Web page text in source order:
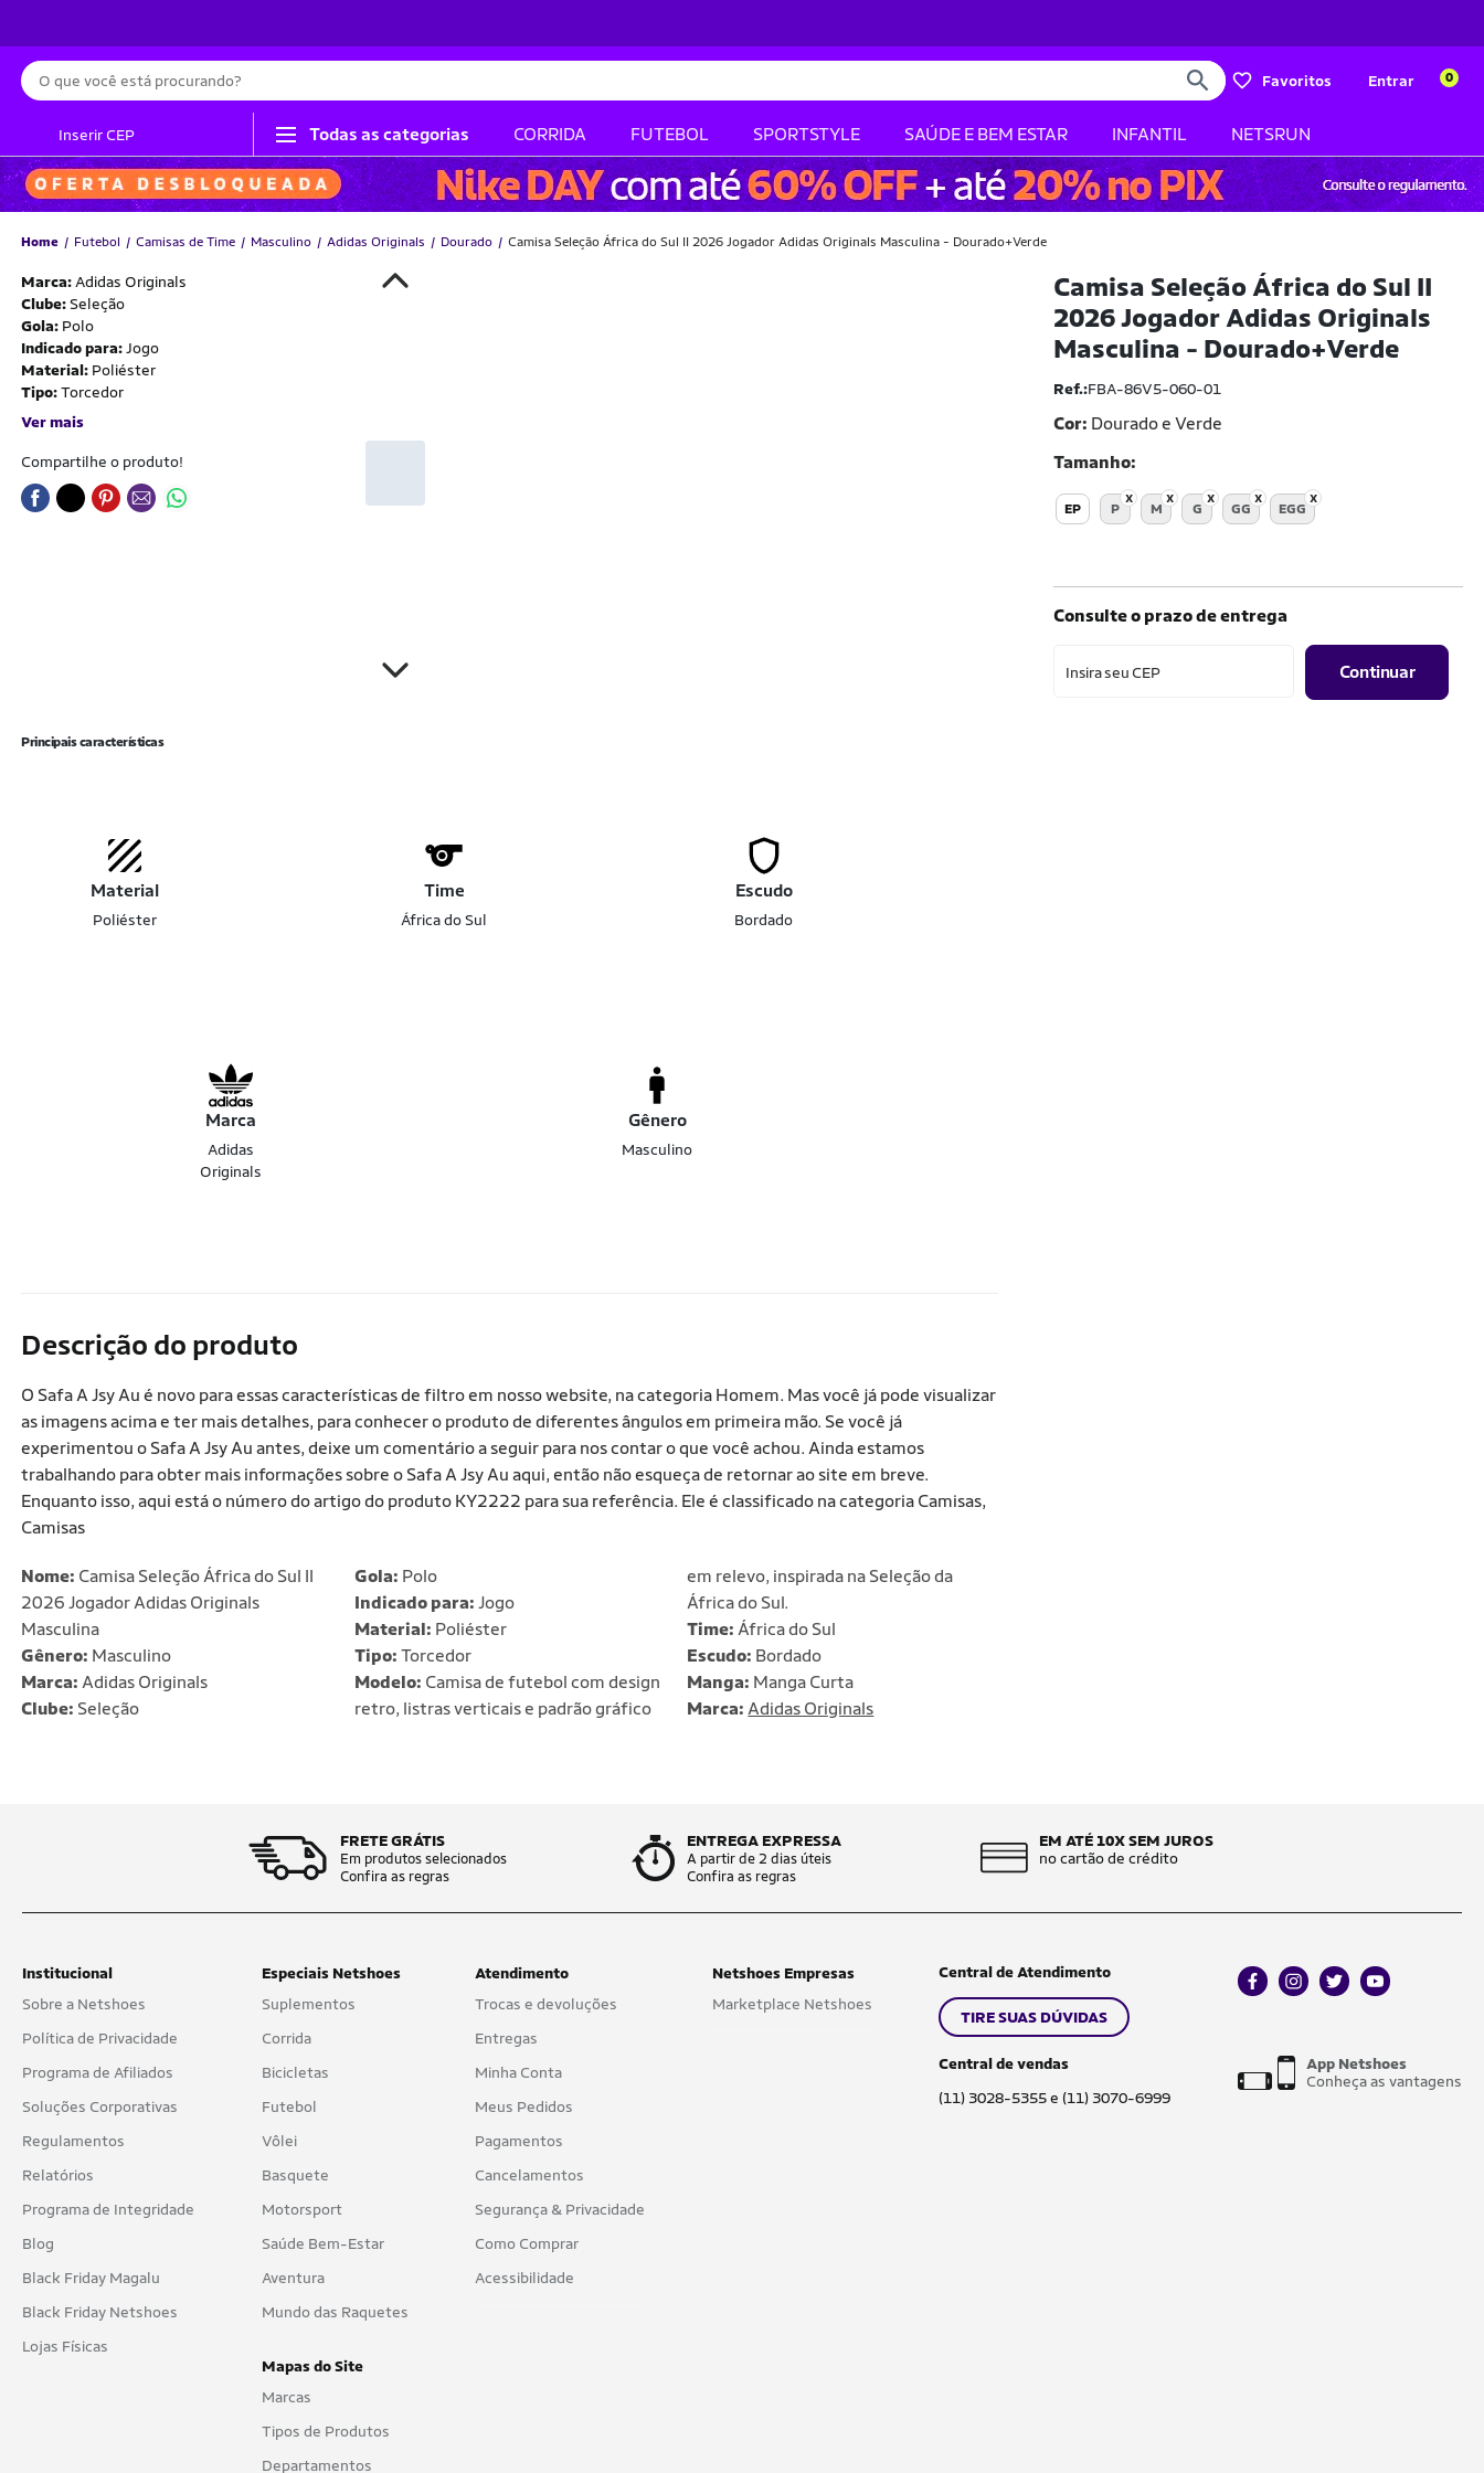
Busca
Favoritos Entrar 0
Inserir CEP Todas as categorias CORRIDA FUTEBOL SPORTSTYLE SAÚDE E BEM ESTAR INFANTIL NETSRUN
Home Futebol Camisas de Time Masculino Adidas Originals Dourado Camisa Seleção África do Sul II 2026 Jogador Adidas Originals Masculina - Dourado+Verde
Marca: Adidas Originals
Clube:Seleção
Gola: Polo
Indicado para: Jogo
Material: Poliéster
Tipo:Torcedor
Ver mais
Compartilhe o produto!
Camisa Seleção África do Sul II
2026 Jogador Adidas Originals
Masculina - Dourado+Verde
Ref.:FBA-86V5-060-01
Cor: Dourado e Verde
Tamanho
EP P M G GG EGG
Consulte o prazo de entrega
Insira seu CEP Continuar
Principais características
Material
Poliéster
Time
África do Sul
Escudo
Bordado
Marca
Adidas
Originals
Gênero
Masculino
Descrição do produto
O Safa A Jsy Au é novo para essas características de filtro em nosso website, na categoria Homem. Mas você já pode visualizar
as imagens acima e ter mais detalhes, para conhecer o produto de diferentes ângulos em primeira mão. Se você já
experimentou o Safa A Jsy Au antes, deixe um comentário a seguir para nos contar o que você achou. Ainda estamos
trabalhando para obter mais informações sobre o Safa A Jsy Au aqui, então não esqueça de retornar ao site em breve.
Enquanto isso, aqui está o número do artigo do produto KY2222 para sua referência. Ele é classificado na categoria Camisas,
Camisas
Nome: Camisa Seleção África do Sul II
2026 Jogador Adidas Originals
Masculina
Gênero: Masculino
Marca: Adidas Originals
Clube: Seleção
Gola: Polo
Indicado para: Jogo
Material: Poliéster
Tipo: Torcedor
Modelo: Camisa de futebol com design
retro, listras verticais e padrão gráfico
em relevo, inspirada na Seleção da
África do Sul.
Time: África do Sul
Escudo: Bordado
Manga: Manga Curta
Marca:Adidas Originals
FRETE GRÁTIS
Em produtos selecionados
Confira as regras
ENTREGA EXPRESSA
A partir de 2 dias úteis
Confira as regras
EM ATÉ 10X SEM JUROS
no cartão de crédito
Institucional
Sobre a Netshoes
Política de Privacidade
Programa de Afiliados
Soluções Corporativas
Regulamentos
Relatórios
Programa de Integridade
Blog
Black Friday Magalu
Black Friday Netshoes
Lojas Físicas
Especiais Netshoes
Suplementos
Corrida
Bicicletas
Futebol
Vôlei
Basquete
Motorsport
Saúde Bem-Estar
Aventura
Mundo das Raquetes
Mapas do Site
Marcas
Tipos de Produtos
Departamentos
Atendimento
Trocas e devoluções
Entregas
Minha Conta
Meus Pedidos
Pagamentos
Cancelamentos
Segurança & Privacidade
Como Comprar
Acessibilidade
Netshoes Empresas
Marketplace Netshoes
Central de Atendimento
TIRE SUAS DÚVIDAS
Central de vendas
(11) 3028-5355 e (11) 3070-6999
facebookinstagram
twitteryoutube
App Netshoes
Conheça as vantagens